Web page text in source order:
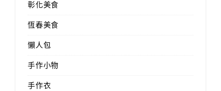
彰化美食
恆春美食
懶人包
手作小物
手作衣